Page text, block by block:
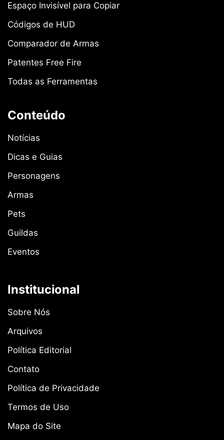
Espaço Invisível para Copiar
Códigos de HUD
Comparador de Armas
Patentes Free Fire
Todas as Ferramentas
Conteúdo
Notícias
Dicas e Guias
Personagens
Armas
Pets
Guildas
Eventos
Institucional
Sobre Nós
Arquivos
Política Editorial
Contato
Política de Privacidade
Termos de Uso
Mapa do Site